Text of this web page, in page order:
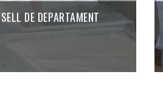
DE DEPARTAMENT